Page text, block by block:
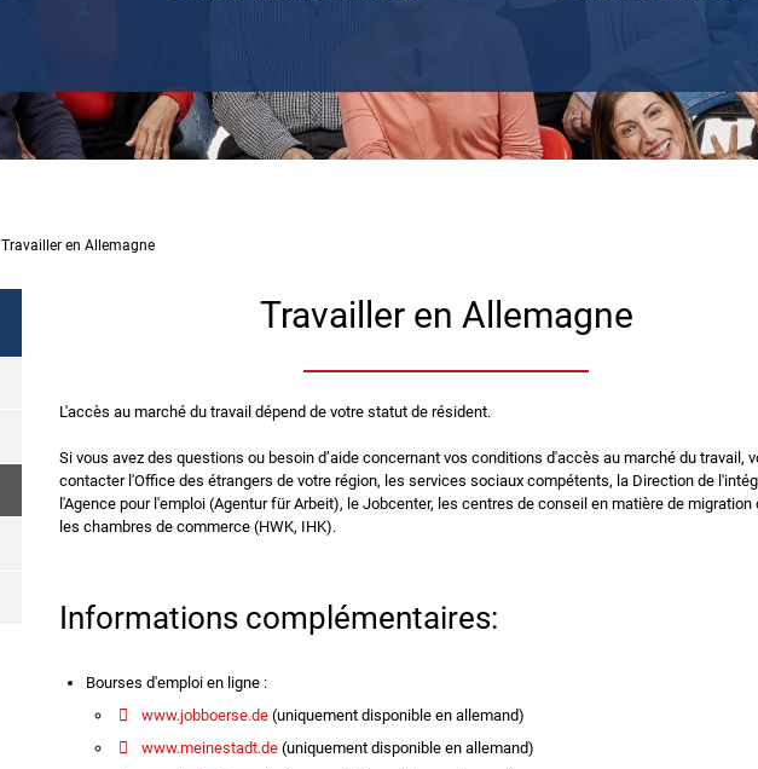
Travailler en Allemagne
Travailler en Allemagne
L'accès au marché du travail dépend de votre statut de résident.
Si vous avez des questions ou besoin d’aide concernant vos conditions d'accès au marché du travail,
contacter l'Office des étrangers de votre région, les services sociaux compétents, la Direction de
l'Agence pour l'emploi (Agentur für Arbeit), le Jobcenter, les centres de conseil en matière de migration
les chambres de commerce (HWK, IHK).
Informations complémentaires:
Bourses d'emploi en ligne :
www.jobboerse.de (uniquement disponible en allemand)
www.meinestadt.de (uniquement disponible en allemand)